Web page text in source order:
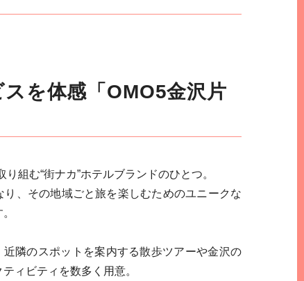
スを体感 「OMO5金沢片
り組む“街ナカ”ホテルブランドのひとつ。
、その地域ごと旅を楽しむためのユニークな
近隣のスポットを案内する散歩ツアーや金沢の
ィビティを数多く用意。